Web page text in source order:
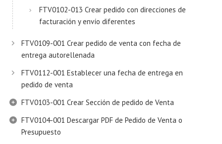
FTV0102-013 Crear pedido con direcciones de
facturación y envío diferentes
FTV0109-001 Crear pedido de venta con fecha de
entrega autorellenada
FTV0112-001 Establecer una fecha de entrega en
pedido de venta
FTV0103-001 Crear Sección de pedido de Venta
FTV0104-001 Descargar PDF de Pedido de Venta o
Presupuesto